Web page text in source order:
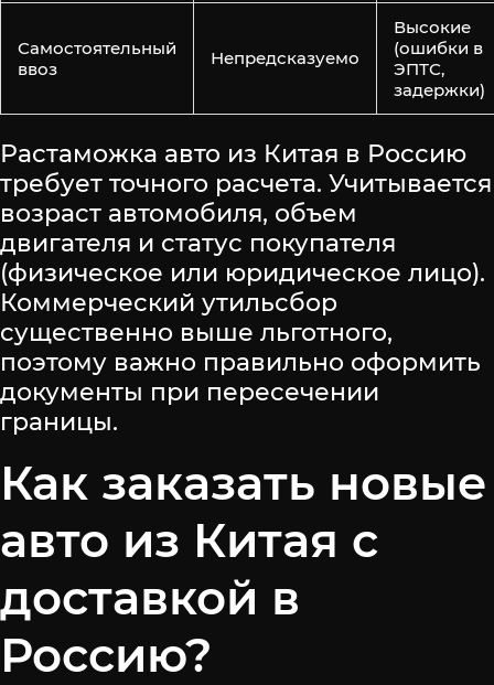
Самостоятельный
ввоз
Непредсказуемо
Высокие
(ошибки в
ЭПТС,
задержки)
Растаможка авто из Китая в Россию
требует точного расчета. Учитывается
возраст автомобиля, объем
двигателя и статус покупателя
(физическое или юридическое лицо).
Коммерческий утильсбор
существенно выше льготного,
поэтому важно правильно оформить
документы при пересечении
границы.
Как заказать новые
авто из Китая с
доставкой в
Россию?